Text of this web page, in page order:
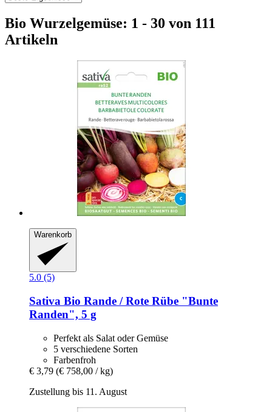
Bio Wurzelgemüse: 1 - 30 von 111
Artikeln
Warenkorb
5.0 (5)
Sativa Bio Rande / Rote Rübe "Bunte
Randen", 5 g
Perfekt als Salat oder Gemüse
5 verschiedene Sorten
Farbenfroh
€ 3,79 (€ 758,00 / kg)
Zustellung bis 11. August